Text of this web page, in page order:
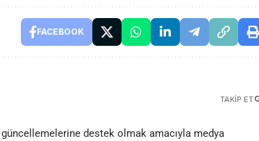
FACEBOOK
TAKIP ET
destek olmak amacıyla medya